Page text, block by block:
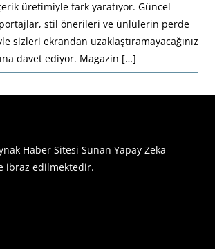
üretimiyle fark yaratıyor. Güncel
stil önerileri ve ünlülerin perde
sizleri ekrandan uzaklaştıramayacağınız
davet ediyor. Magazin […]
Haber Sitesi Sunan Yapay Zeka
ibraz edilmektedir.